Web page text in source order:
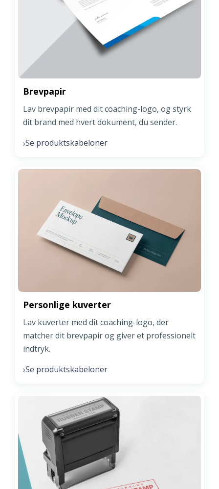
Brevpapir
Lav brevpapir med dit coaching-logo, og styrk
dit brand med hvert dokument, du sender.
›Se produktskabeloner
Personlige kuverter
Lav kuverter med dit coaching-logo, der
matcher dit brevpapir og giver et professionelt
indtryk.
›Se produktskabeloner